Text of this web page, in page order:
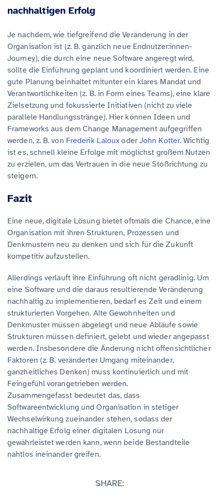
nachhaltigen Erfolg
Je nachdem, wie tiefgreifend die Veränderung in der
Organisation ist (z. B. gänzlich neue Endnutzer:innen-
Journey), die durch eine neue Software angeregt wird,
sollte die Einführung geplant und koordiniert werden. Eine
gute Planung beinhaltet mitunter ein klares Mandat und
Verantwortlichkeiten (z. B. in Form eines Teams), eine klare
Zielsetzung und fokussierte Initiativen (nicht zu viele
parallele Handlungsstränge). Hier können Ideen und
Frameworks aus dem Change Management aufgegriffen
werden, z. B. von Frederik Laloux oderJohn Kotter. Wichtig
ist es, schnell kleine Erfolge mit möglichst großem Nutzen
zu erzielen, um das Vertrauen in die neue Stoßrichtung zu
steigern.
Fazit
Eine neue, digitale Lösung bietet oftmals die Chance, eine
Organisation mit ihren Strukturen, Prozessen und
Denkmustern neu zu denken und sich für die Zukunft
kompetitiv aufzustellen.
Allerdings verläuft ihre Einführung oft nicht geradlinig. Um
eine Software und die daraus resultierende Veränderung
nachhaltig zu implementieren, bedarf es Zeit und einem
strukturierten Vorgehen. Alte Gewohnheiten und
Denkmuster müssen abgelegt und neue Abläufe sowie
Strukturen müssen definiert, gelebt und wieder angepasst
werden. Insbesondere die Änderung nicht offensichtlicher
Faktoren (z. B. veränderter Umgang miteinander,
ganzheitliches Denken) muss kontinuierlich und mit
Feingefühl vorangetrieben werden.
Zusammengefasst bedeutet das, dass
Softwareentwicklung und Organisation in stetiger
Wechselwirkung zueinander stehen, sodass der
nachhaltige Erfolg einer digitalen Lösung nur
gewährleistet werden kann, wenn beide Bestandteile
nahtlos ineinander greifen.
SHARE: